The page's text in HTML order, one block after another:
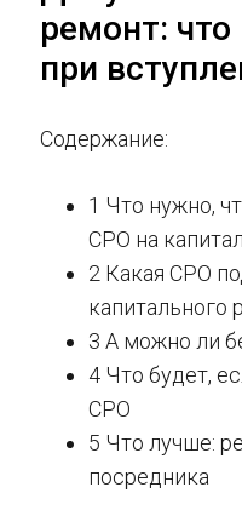
ремонт:
при
Содержание:
1 Что нужно,
СРО на
2 Какая СРО
капитального
3 А можно ли
4 Что будет,
СРО
5 Что лучше:
посредника